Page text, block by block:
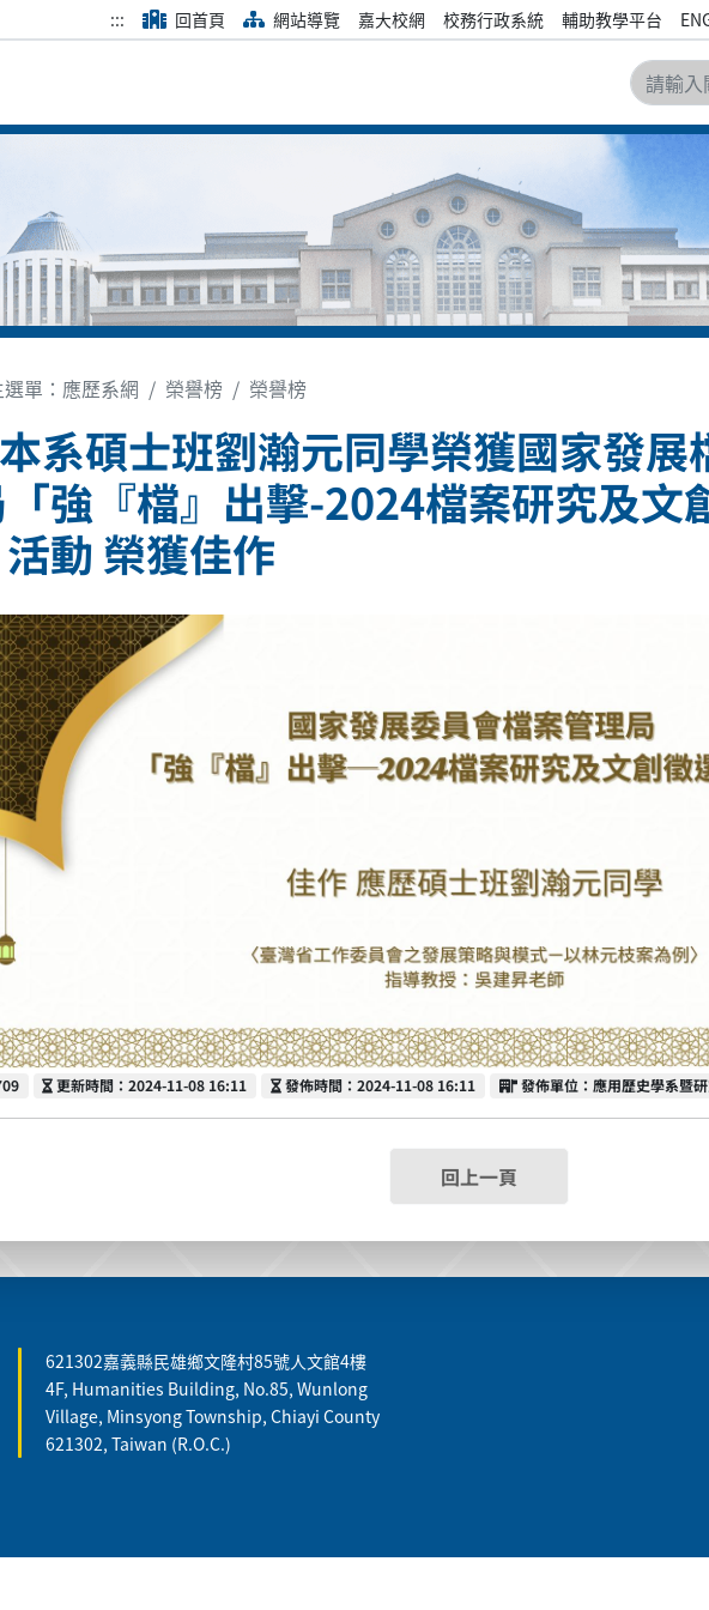
::: 回首頁 網站導覽 嘉大校網 校務行政系統 輔助教學平台
選單：應歷系網 榮譽榜 榮譽榜
系碩士班劉瀚元同學榮獲國家發展
強『檔』出擊-2024檔案研究及文
動 榮獲佳作
更新時間
更新時間：2024-11-08 16:11 發佈時間
發佈時間：2024-11-08 16:11 發佈單位
發佈單位：應用歷史學系暨
回上一頁
621302嘉義縣民雄鄉文隆村85號人文館4樓
4F, Humanities Building, No.85, Wunlong
Village, Minsyong Township, Chiayi County
621302, Taiwan (R.O.C.)